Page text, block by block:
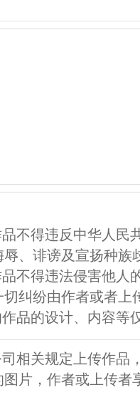
不得违反中华人民
、诽谤及宣扬种族
不得违法侵害他人
纠纷由作者或者上
品的设计、内容等
相关规定上传作品
片，作者或上传者